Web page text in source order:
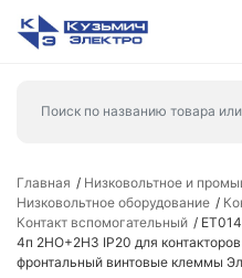
Главная
Низковольтное и
Низковольтное оборудование
Контакт вспомогательный
4п 2НО+2НЗ IP20 для
фронтальный винтовые клеммы